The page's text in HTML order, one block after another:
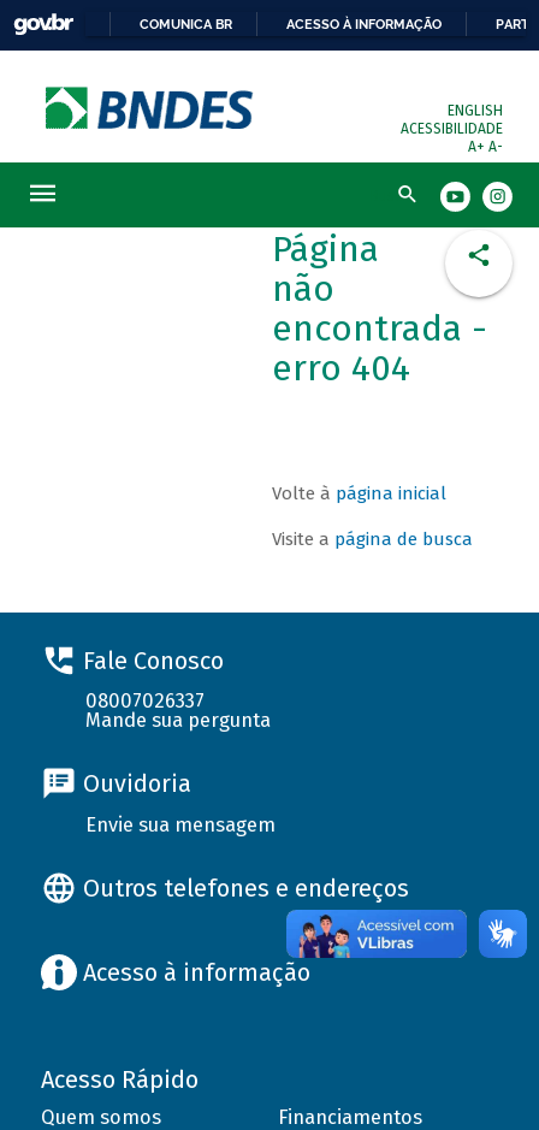
COMUNICA BR ACESSO À INFORMAÇÃO
ENGLISH
ACESSIBILIDADE
A+ A-
Busca
Página
não
encontrada -
erro 404
Volte à página inicial
Visite a página de busca
Fale Conosco
08007026337
Mande sua pergunta
Ouvidoria
Envie sua mensagem
Outros telefones e endereços
Acesso à informação
Acesso Rápido
Quem somos
Financiamentos